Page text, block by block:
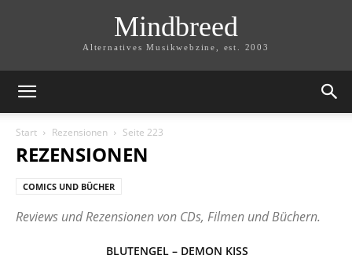
Mindbreed
Alternatives Musikwebzine, est. 2003
Start Rezensionen Seite 223
REZENSIONEN
COMICS UND BÜCHER
Reviews und Rezensionen von CDs, Filmen und Büchern.
BLUTENGEL – DEMON KISS